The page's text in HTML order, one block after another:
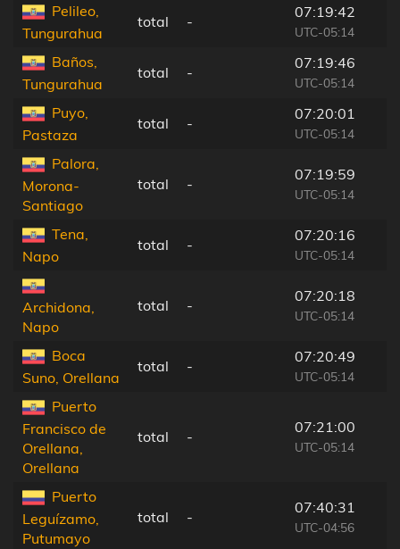
Pelileo,
Tungurahua
total -
07:19:42
UTC-05:14
Baños,
Tungurahua
total -
07:19:46
UTC-05:14
Puyo,
Pastaza
total -
07:20:01
UTC-05:14
Palora,
Morona-
Santiago
total -
07:19:59
UTC-05:14
Tena,
Napo
total -
07:20:16
UTC-05:14
Archidona,
Napo
total -
07:20:18
UTC-05:14
Boca
Suno, Orellana
total -
07:20:49
UTC-05:14
Puerto
Francisco de
Orellana,
Orellana
total -
07:21:00
UTC-05:14
Puerto
Leguízamo,
Putumayo
total -
07:40:31
UTC-04:56